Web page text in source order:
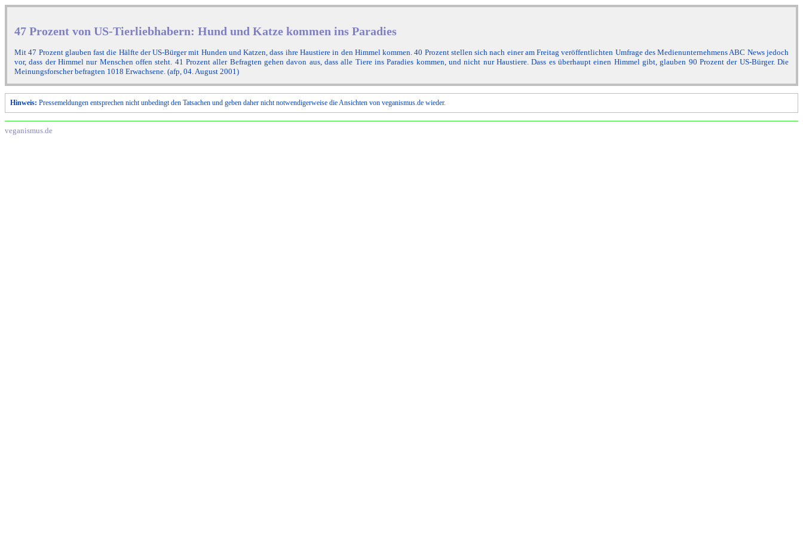
47 Prozent von US-Tierliebhabern: Hund und Katze kommen ins Paradies
Mit 47 Prozent glauben fast die Hälfte der US-Bürger mit Hunden und Katzen, dass ihre Haustiere in den Himmel kommen. 40 Prozent stellen sich nach einer am Freitag veröffentlichten Umfrage des Medienunternehmens ABC News jedoch
vor, dass der Himmel nur Menschen offen steht. 41 Prozent aller Befragten gehen davon aus, dass alle Tiere ins Paradies kommen, und nicht nur Haustiere. Dass es überhaupt einen Himmel gibt, glauben 90 Prozent der US-Bürger. Die
Meinungsforscher befragten 1018 Erwachsene. (afp, 04. August 2001)
Hinweis: Pressemeldungen entsprechen nicht unbedingt den Tatsachen und geben daher nicht notwendigerweise die Ansichten von veganismus.de wieder.
veganismus.de